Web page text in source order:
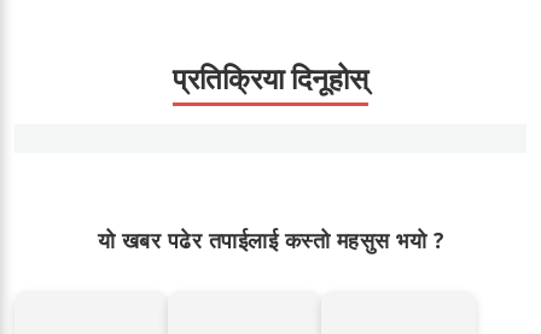
प्रतिक्रिया दिनूहोस्
यो खबर पढेर तपाईलाई कस्तो महसुस भयो ?